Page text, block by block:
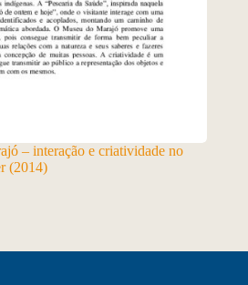
– interação e criatividade no
(2014)